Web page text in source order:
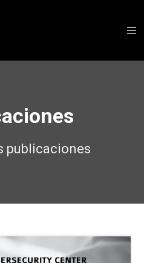
publicaciones